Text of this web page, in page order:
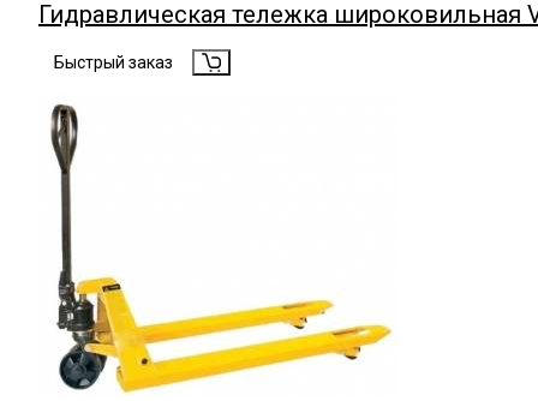
Гидравлическая тележка широковильная
Быстрый заказ